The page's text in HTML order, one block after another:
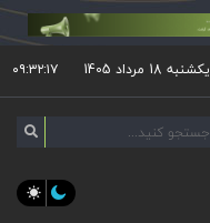
یکشنبه 18 مرداد 1405 ۰۹:۳۲:۱۸